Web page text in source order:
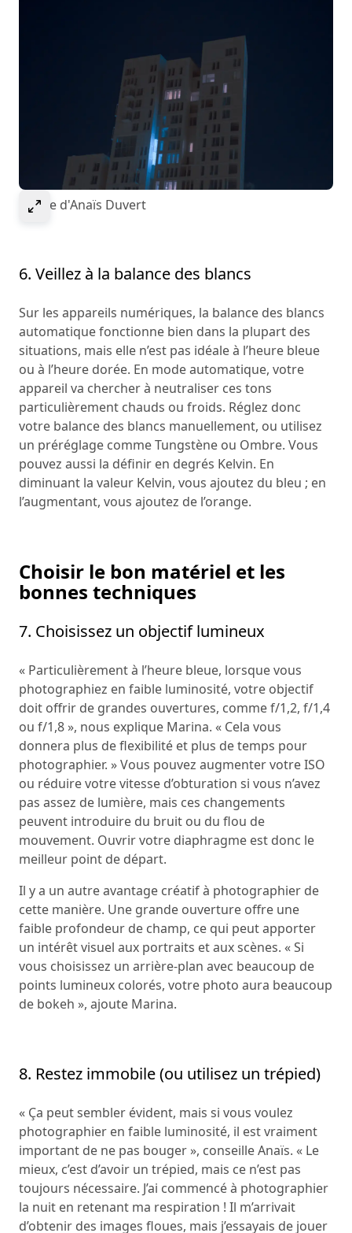
Select to expand image
Image d'Anaïs Duvert
6. Veillez à la balance des blancs
Sur les appareils numériques, la balance des blancs
automatique fonctionne bien dans la plupart des
situations, mais elle n’est pas idéale à l’heure bleue
ou à l’heure dorée. En mode automatique, votre
appareil va chercher à neutraliser ces tons
particulièrement chauds ou froids. Réglez donc
votre balance des blancs manuellement, ou utilisez
un préréglage comme Tungstène ou Ombre. Vous
pouvez aussi la définir en degrés Kelvin. En
diminuant la valeur Kelvin, vous ajoutez du bleu ; en
l’augmentant, vous ajoutez de l’orange.
Choisir le bon matériel et les
bonnes techniques
7. Choisissez un objectif lumineux
« Particulièrement à l’heure bleue, lorsque vous
photographiez en faible luminosité, votre objectif
doit offrir de grandes ouvertures, comme f/1,2, f/1,4
ou f/1,8 », nous explique Marina. « Cela vous
donnera plus de flexibilité et plus de temps pour
photographier. » Vous pouvez augmenter votre ISO
ou réduire votre vitesse d’obturation si vous n’avez
pas assez de lumière, mais ces changements
peuvent introduire du bruit ou du flou de
mouvement. Ouvrir votre diaphragme est donc le
meilleur point de départ.
Il y a un autre avantage créatif à photographier de
cette manière. Une grande ouverture offre une
faible profondeur de champ, ce qui peut apporter
un intérêt visuel aux portraits et aux scènes. « Si
vous choisissez un arrière-plan avec beaucoup de
points lumineux colorés, votre photo aura beaucoup
de bokeh », ajoute Marina.
8. Restez immobile (ou utilisez un trépied)
« Ça peut sembler évident, mais si vous voulez
photographier en faible luminosité, il est vraiment
important de ne pas bouger », conseille Anaïs. « Le
mieux, c’est d’avoir un trépied, mais ce n’est pas
toujours nécessaire. J’ai commencé à photographier
la nuit en retenant ma respiration ! Il m’arrivait
d’obtenir des images floues, mais j’essayais de jouer